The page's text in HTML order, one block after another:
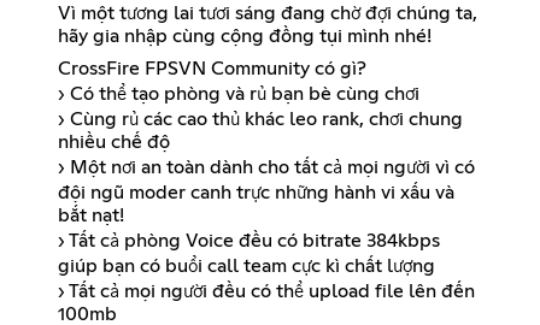
Vì một tương lai tươi sáng đang chờ đợi chúng ta,
hãy gia nhập cùng cộng đồng tụi mình nhé!
CrossFire FPSVN Community có gì?
› Có thể tạo phòng và rủ bạn bè cùng chơi
› Cùng rủ các cao thủ khác leo rank, chơi chung
nhiều chế độ
› Một nơi an toàn dành cho tất cả mọi người vì có
đội ngũ moder canh trực những hành vi xấu và
bắt nạt!
› Tất cả phòng Voice đều có bitrate 384kbps
giúp bạn có buổi call team cực kì chất lượng
› Tất cả mọi người đều có thể upload file lên đến
100mb